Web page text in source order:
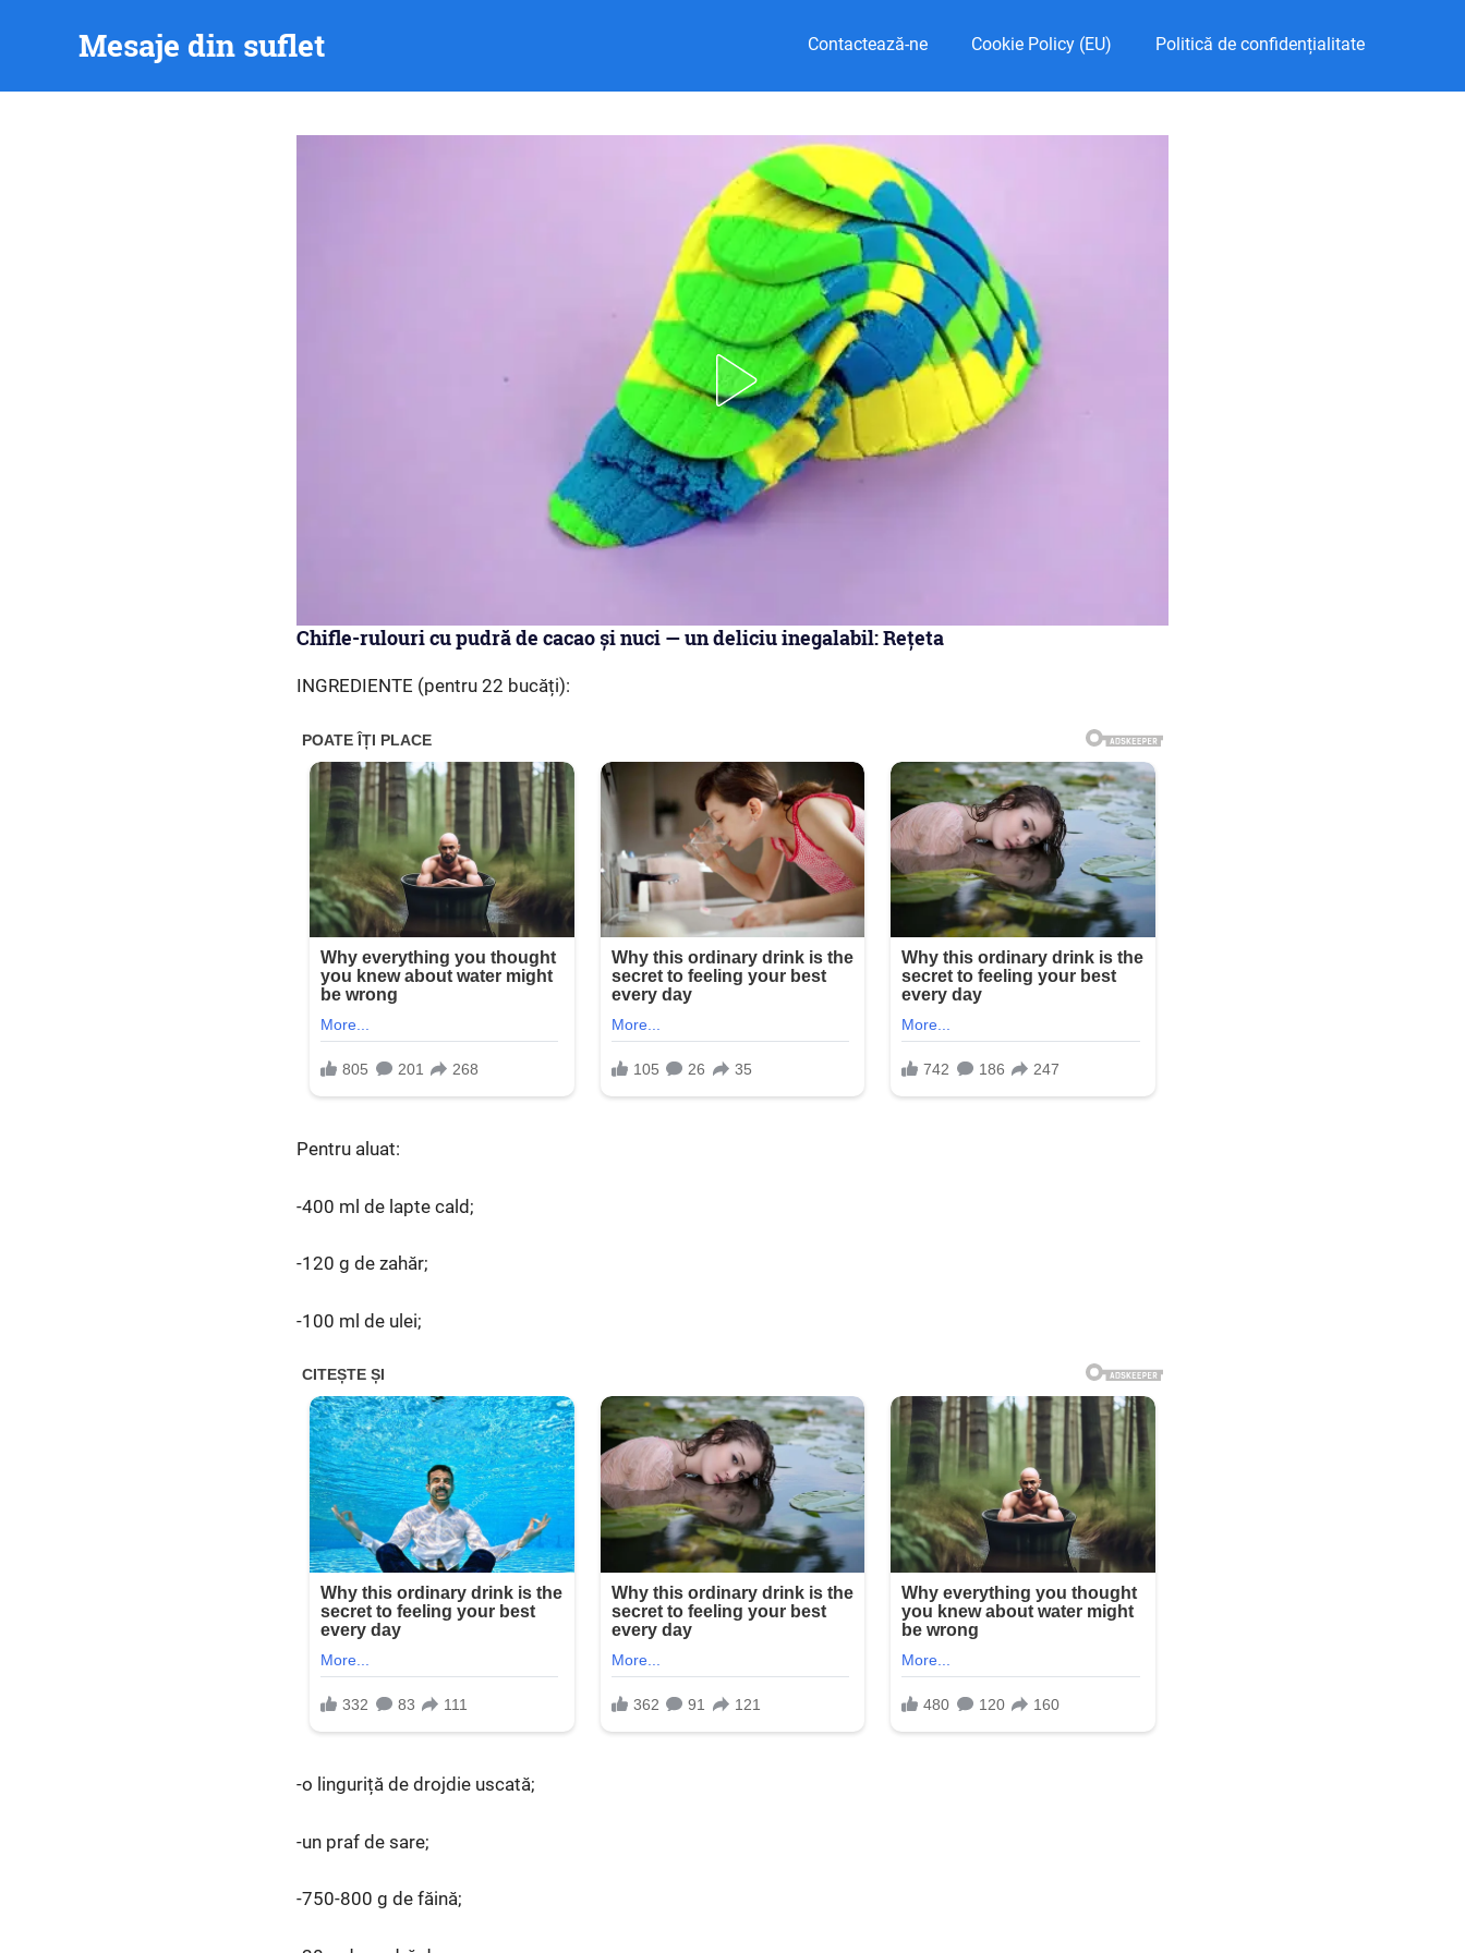
Mesaje din suflet Contactează-ne Cookie Policy (EU) Politică de confidențialitate
Chifle-rulouri cu pudră de cacao și nuci — un deliciu inegalabil: Rețeta
INGREDIENTE (pentru 22 bucăți):
Pentru aluat:
-400 ml de lapte cald;
-120 g de zahăr;
-100 ml de ulei;
-o linguriță de drojdie uscată;
-un praf de sare;
-750-800 g de făină;